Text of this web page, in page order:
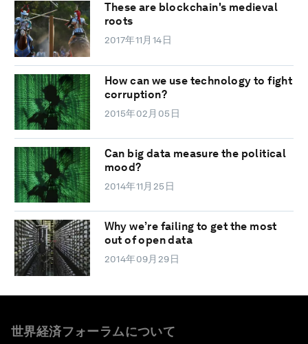
These are blockchain's medieval
roots
2017年11月14日
How can we use technology to fight
corruption?
2015年02月05日
Can big data measure the political
mood?
2014年11月25日
Why we’re failing to get the most
out of open data
2014年09月29日
世界経済フォーラムについて